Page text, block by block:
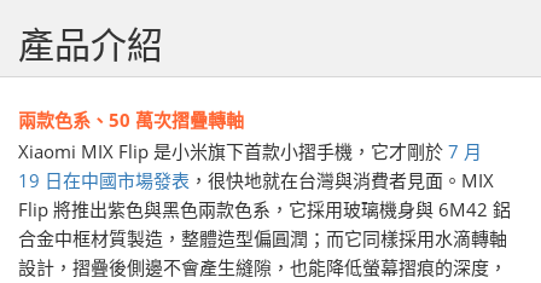
產品介紹
兩款色系、50 萬次摺疊轉軸
Xiaomi MIX Flip 是小米旗下首款小摺手機，它才剛於 7 月
19 日在中國市場發表 ，很快地就在台灣與消費者見面。MIX
Flip 將推出紫色與黑色兩款色系，它採用玻璃機身與 6M42 鋁
合金中框材質製造，整體造型偏圓潤；而它同樣採用水滴轉軸
設計，摺疊後側邊不會產生縫隙，也能降低螢幕摺痕的深度，